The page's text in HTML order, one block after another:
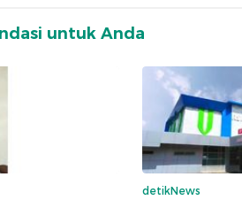
untuk Anda
detikNews